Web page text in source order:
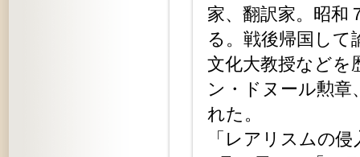
家、翻訳家。昭和
る。戦後帰国して
文化大教授などを
ン・ドヌール勲章
れた。
「レアリスムの